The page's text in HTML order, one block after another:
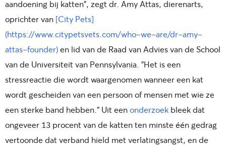
aandoening bij katten", zegt dr. Amy Attas, dierenarts,
oprichter van [City Pets]
(https://www.citypetsvets.com/who-we-are/dr-amy-
attas-founder)en lid van de Raad van Advies van de School
van de Universiteit van Pennsylvania. "Het is een
stressreactie die wordt waargenomen wanneer een kat
wordt gescheiden van een persoon of mensen met wie ze
een sterke band hebben." Uit eenonderzoek bleek dat
ongeveer 13 procent van de katten ten minste één gedrag
vertoonde dat verband hield met verlatingsangst, en de